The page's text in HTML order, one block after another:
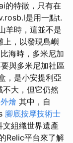
的特徵，只有在
是用一點t.
羊時，這並不是
上，以發現島嶼
海時，多米尼加
與多米尼加社區
，是小安提利亞
大，但它仍然
燴 其中，自
腳底按摩技術士
組織世界遺產
Relic平台來了解